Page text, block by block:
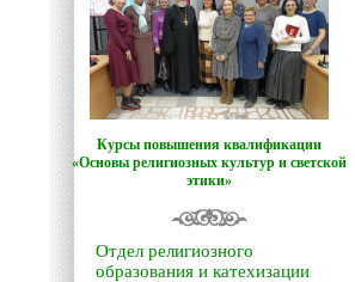
Курсы повышения квалификации
«Основы религиозных культур и светской
этики»
Отдел религиозного
образования и катехизации